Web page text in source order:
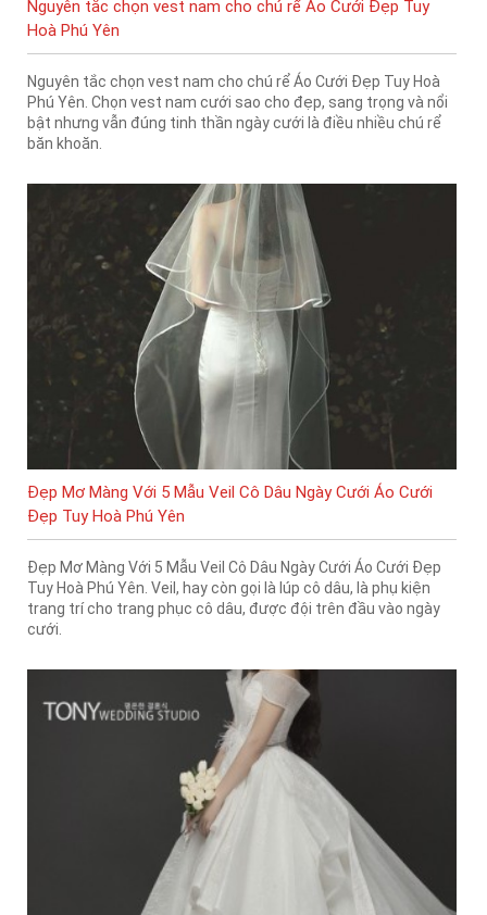
Nguyên tắc chọn vest nam cho chú rể Áo Cưới Đẹp Tuy
Hoà Phú Yên
Nguyên tắc chọn vest nam cho chú rể Áo Cưới Đẹp Tuy Hoà
Phú Yên. Chọn vest nam cưới sao cho đẹp, sang trọng và nổi
bật nhưng vẫn đúng tinh thần ngày cưới là điều nhiều chú rể
băn khoăn.
Đẹp Mơ Màng Với 5 Mẫu Veil Cô Dâu Ngày Cưới Áo Cưới
Đẹp Tuy Hoà Phú Yên
Đẹp Mơ Màng Với 5 Mẫu Veil Cô Dâu Ngày Cưới Áo Cưới Đẹp
Tuy Hoà Phú Yên. Veil, hay còn gọi là lúp cô dâu, là phụ kiện
trang trí cho trang phục cô dâu, được đội trên đầu vào ngày
cưới.